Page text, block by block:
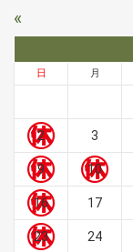
«
日 月
2 3
9 10
16 17
23 24